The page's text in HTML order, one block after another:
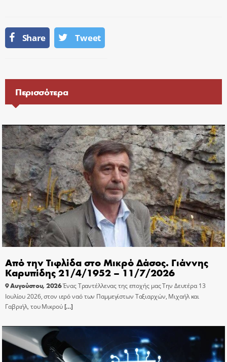
Share Tweet
Περισσότερα
Από την Τιφλίδα στο Μικρό Δάσος. Γιάννης
Καρυπίδης 21/4/1952 – 11/7/2026
9 Αυγούστου, 2026Ένας Τραντέλλενας της εποχής μας Την Δευτέρα 13
Ιουλίου 2026, στον ιερό ναό των Παμμεγίστων Ταξιαρχών, Μιχαήλ και
Γαβριήλ, του Μικρού[…]